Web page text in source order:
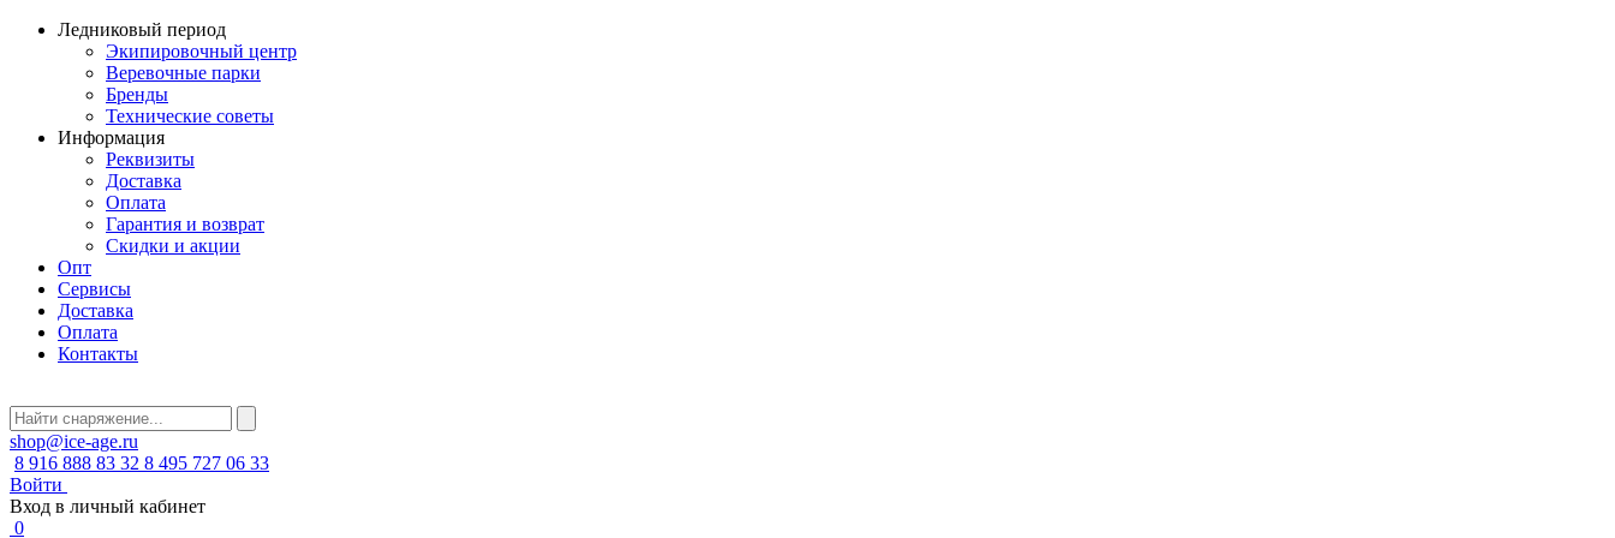
Ледниковый период
Экипировочный центр
Веревочные парки
Бренды
Технические советы
Информация
Реквизиты
Доставка
Оплата
Гарантия и возврат
Скидки и акции
Опт
Сервисы
Доставка
Оплата
Контакты
shop@ice-age.ru
8 916 888 83 32 8 495 727 06 33
Войти
Вход в личный кабинет
0